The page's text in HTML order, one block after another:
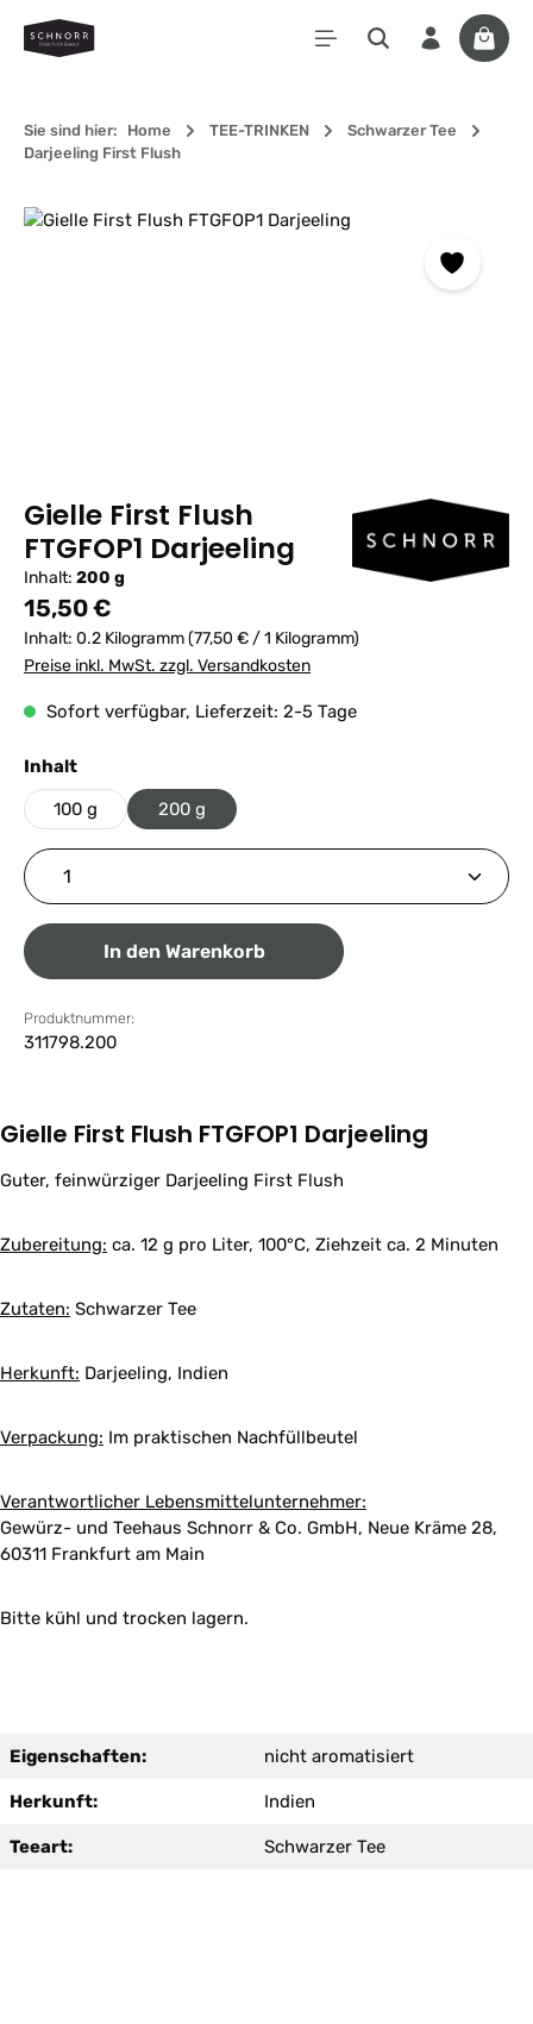
Zum Hauptinhalt springen
Sie sind hier: Home TEE-TRINKEN
Schwarzer Tee
Darjeeling First Flush
Bildergalerie überspringen
Gielle First Flush
FTGFOP1 Darjeeling
Inhalt: 200 g
Regulärer Preis:
15,50 €
Inhalt: 0.2 Kilogramm(77,50 € / 1 Kilogramm)
Preise inkl. MwSt. zzgl. Versandkosten
Sofort verfügbar, Lieferzeit: 2-5 Tage
Inhaltauswählen
100 g 200 g
Produkt Anzahl: Gib den gewünschten Wert ein
In den Warenkorb
Produktnummer:
311798.200
Gielle First Flush FTGFOP1 Darjeeling
Guter, feinwürziger Darjeeling First Flush
Zubereitung: ca. 12 g pro Liter, 100°C, Ziehzeit ca. 2 Minuten
Zutaten: Schwarzer Tee
Herkunft: Darjeeling, Indien
Verpackung: Im praktischen Nachfüllbeutel
Verantwortlicher Lebensmittelunternehmer:
Gewürz- und Teehaus Schnorr & Co. GmbH, Neue Kräme 28,
60311 Frankfurt am Main
Bitte kühl und trocken lagern.
Eigenschaften: nicht aromatisiert
Herkunft: Indien
Teeart: Schwarzer Tee